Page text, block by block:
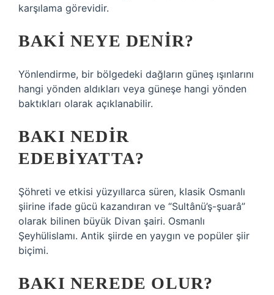
karşılama görevidir.
BAKI NEYE DENIR?
Yönlendirme, bir bölgedeki dağların güneş ışınlarını
hangi yönden aldıkları veya güneşe hangi yönden
baktıkları olarak açıklanabilir.
BAKI NEDIR
EDEBIYATTA?
Şöhreti ve etkisi yüzyıllarca süren, klasik Osmanlı
şiirine ifade gücü kazandıran ve “Sultânü’ş-şuarâ”
olarak bilinen büyük Divan şairi. Osmanlı
Şeyhülislamı. Antik şiirde en yaygın ve popüler şiir
biçimi.
BAKI NEREDE OLUR?